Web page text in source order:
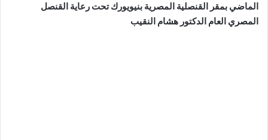
الماضي بمقر القنصلية المصرية بنيويورك تحت رعاية القنصل
المصري العام الدكتور هشام النقيب